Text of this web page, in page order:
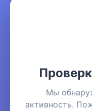
Мы
активность.